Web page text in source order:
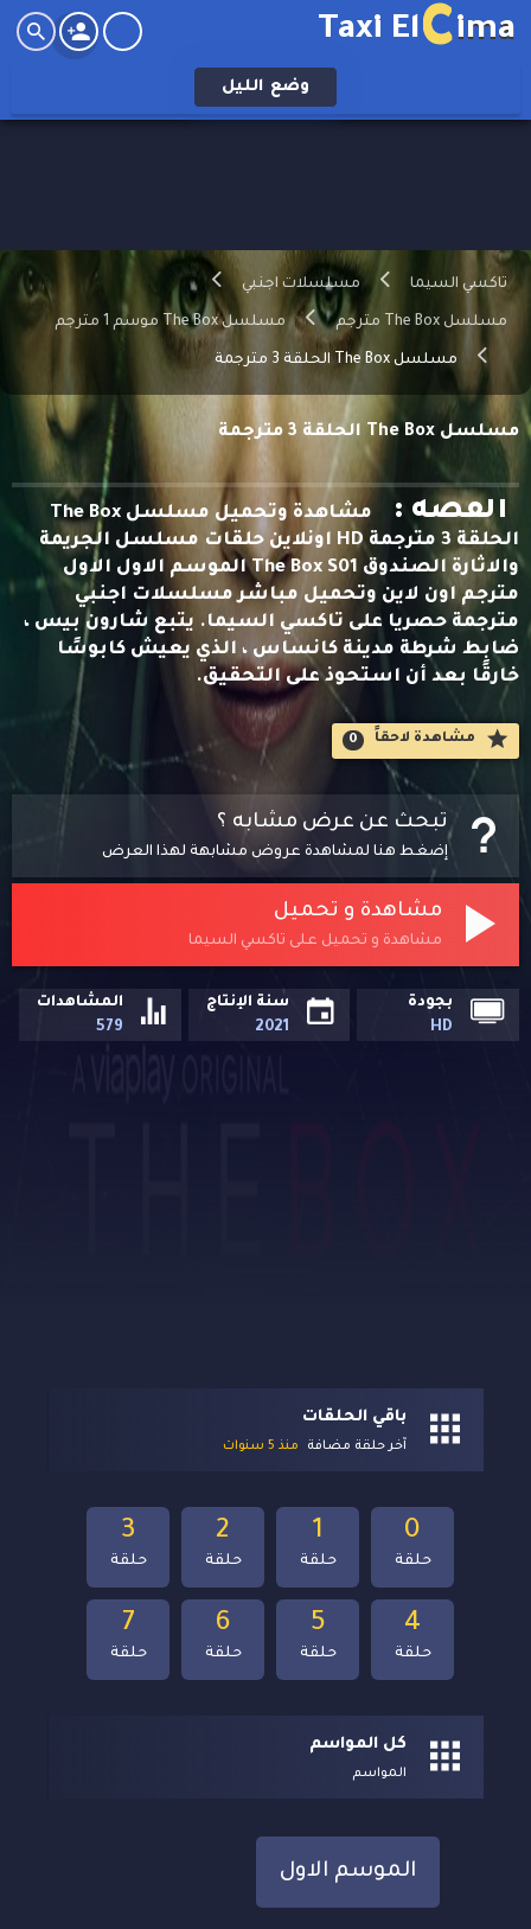
Taxi ElCima
وضع الليل
تاكسي السيما مسلسلات اجنبي
مسلسل The Box مترجم مسلسل The Box موسم 1 مترجم
مسلسل The Box الحلقة 3 مترجمة
مسلسل The Box الحلقة 3 مترجمة
القصه :
مشاهدة وتحميل مسلسل The Box
الحلقة 3 مترجمة HD اونلاين حلقات مسلسل الجريمة
والاثارة الصندوق The Box S01 الموسم الاول الاول
مترجم اون لاين وتحميل مباشر مسلسلات اجنبي
مترجمة حصريا على تاكسي السيما. يتبع شارون بيس ،
ضابط شرطة مدينة كانساس ، الذي يعيش كابوسًا
خارقًا بعد أن استحوذ على التحقيق.
مشاهدة لاحقاََ 0
تبحث عن عرض مشابه ؟
إضغط هنا لمشاهدة عروض مشابهة لهذا العرض
مشاهدة و تحميل
مشاهدة و تحميل على تاكسي السيما
بجودة
HD
سنة الإنتاج
2021
المشاهدات
579
باقي الحلقات
آخر حلقة مضافة منذ 5 سنوات
7
حلقة
6
حلقة
5
حلقة
4
حلقة
3
حلقة
2
حلقة
1
حلقة
0
حلقة
كل المواسم
المواسم
الموسم الاول